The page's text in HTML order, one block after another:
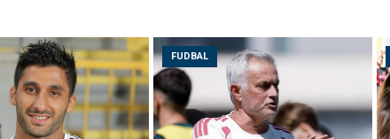
FUDBAL